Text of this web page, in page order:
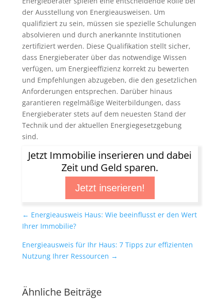
der Ausstellung von Energieausweisen. Um
qualifiziert zu sein, müssen sie spezielle Schulungen
absolvieren und durch anerkannte Institutionen
zertifiziert werden. Diese Qualifikation stellt sicher,
dass Energieberater über das notwendige Wissen
verfügen, um Energieeffizienz korrekt zu bewerten
und Empfehlungen abzugeben, die den gesetzlichen
Anforderungen entsprechen. Darüber hinaus
garantieren regelmäßige Weiterbildungen, dass
Energieberater stets auf dem neuesten Stand der
Technik und der aktuellen Energiegesetzgebung
sind.
Jetzt Immobilie inserieren und dabei
Zeit und Geld sparen.
Jetzt inserieren!
← Energieausweis Haus: Wie beeinflusst er den Wert
Ihrer Immobilie?
Energieausweis für Ihr Haus: 7 Tipps zur effizienten
Nutzung Ihrer Ressourcen →
Ähnliche Beiträge